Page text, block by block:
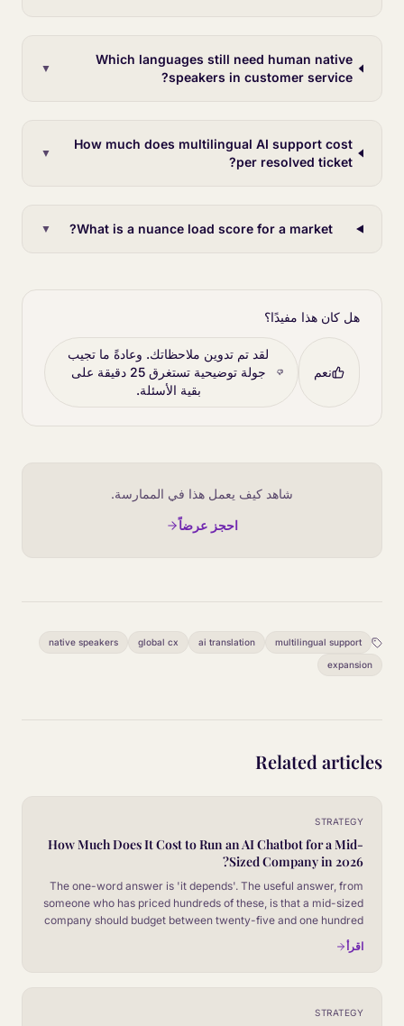
Which languages still need human native
speakers in customer service?
▼
How much does multilingual AI support cost
per resolved ticket?
▼
What is a nuance load score for a market?
▼
هل كان هذا مفيدًا؟
نعم
لقد تم تدوين ملاحظاتك. وعادةً ما تجيب
جولة توضيحية تستغرق 25 دقيقة على
بقية الأسئلة.
شاهد كيف يعمل هذا في الممارسة.
احجز عرضاً
multilingual support
ai translation
global cx
native speakers
expansion
Related articles
STRATEGY
How Much Does It Cost to Run an AI Chatbot for a Mid-
Sized Company in 2026?
The one-word answer is 'it depends'. The useful answer, from
someone who has priced hundreds of these, is that a mid-sized
company should budget between twenty-five and one hundred
and twenty thousand pounds a year, all in. Here is what that
number covers and where it moves.
اقرأ
STRATEGY